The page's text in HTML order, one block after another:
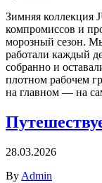
Зимняя
компромиссов и
морозный сезон.
работали каждый
собранно и
плотном рабочем
на главном — на
28.03.2026
By Admin